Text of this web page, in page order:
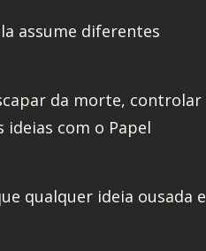
assume diferentes
da morte, controlar
ideias com o Papel
qualquer ideia ousada e